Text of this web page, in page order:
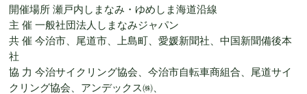
開催場所 瀬戸内しまなみ・ゆめしま海道沿線
主 催 一般社団法人しまなみジャパン
共 催 今治市、尾道市、上島町、愛媛新聞社、中国新聞備後本
社
協 力 今治サイクリング協会、今治市自転車商組合、尾道サイ
クリング協会、アンデックス㈱、